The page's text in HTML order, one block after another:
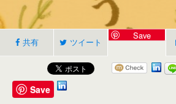
共有 ツイート
Save
Save